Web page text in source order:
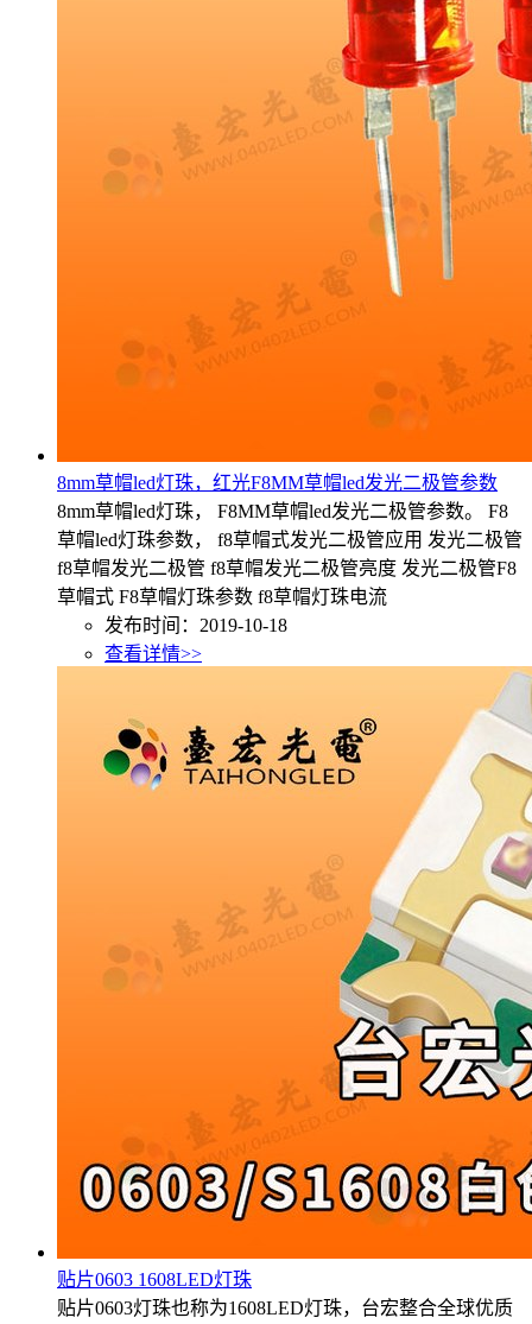
8mm草帽led灯珠，红光F8MM草帽led发光二极管参数
8mm草帽led灯珠， F8MM草帽led发光二极管参数。 F8
草帽led灯珠参数， f8草帽式发光二极管应用 发光二极管
f8草帽发光二极管 f8草帽发光二极管亮度 发光二极管F8
草帽式 F8草帽灯珠参数 f8草帽灯珠电流
发布时间：2019-10-18
查看详情>>
贴片0603 1608LED灯珠
贴片0603灯珠也称为1608LED灯珠，台宏整合全球优质